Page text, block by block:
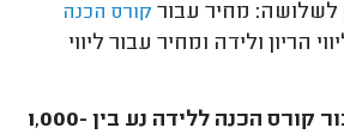
מחיר עבור קורס הכנה
הריון ולידה ומחיר עבור ליווי
מחיר דולה עבור קורס הכנה ללידה נע בין 1,000-